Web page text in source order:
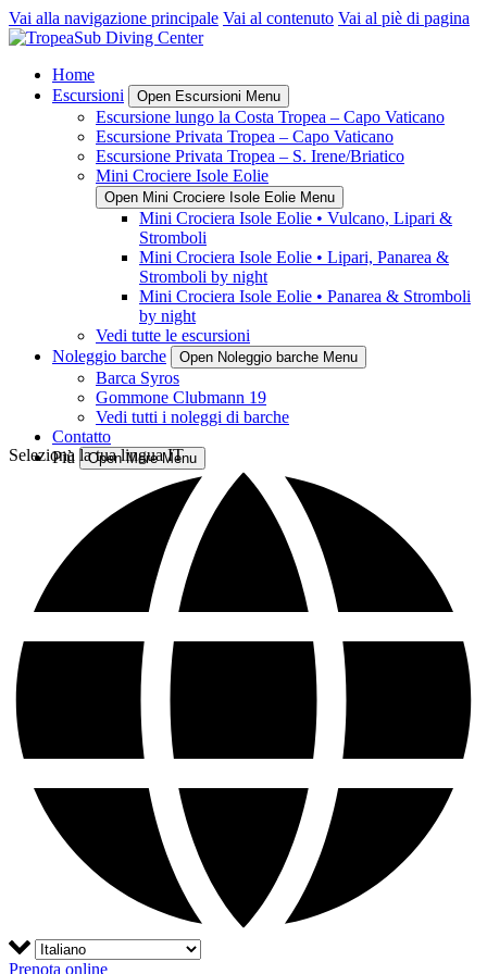
Vai alla navigazione principale Vai al contenuto Vai al piè di pagina
Home
Escursioni
Open Escursioni Menu
Escursione lungo la Costa Tropea – Capo Vaticano
Escursione Privata Tropea – Capo Vaticano
Escursione Privata Tropea – S. Irene/Briatico
Mini Crociere Isole Eolie
Open Mini Crociere Isole Eolie Menu
Mini Crociera Isole Eolie • Vulcano, Lipari &
Stromboli
Mini Crociera Isole Eolie • Lipari, Panarea &
Stromboli by night
Mini Crociera Isole Eolie • Panarea & Stromboli
by night
Vedi tutte le escursioni
Noleggio barche
Open Noleggio barche Menu
Barca Syros
Gommone Clubmann 19
Vedi tutti i noleggi di barche
Contatto
Più
Open More Menu
Seleziona la tua lingua IT
Prenota online